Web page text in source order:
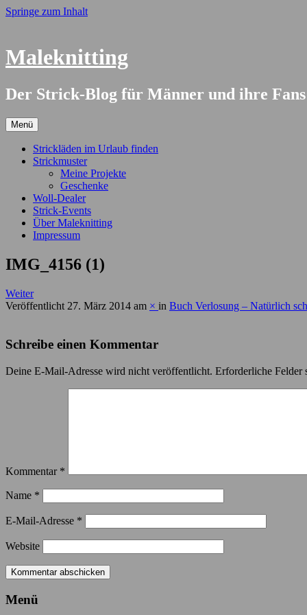
Springe zum Inhalt
Maleknitting
Der Strick-Blog für Männer und ihre Fans
Menü
Strickläden im Urlaub finden
Strickmuster
Meine Projekte
Geschenke
Woll-Dealer
Strick-Events
Über Maleknitting
Impressum
IMG_4156 (1)
Weiter
Veröffentlicht 27. März 2014 am × in Buch Verlosung – Natürlich
Schreibe einen Kommentar
Deine E-Mail-Adresse wird nicht veröffentlicht. Erforderliche Felder
Kommentar *
Name *
E-Mail-Adresse *
Website
Menü